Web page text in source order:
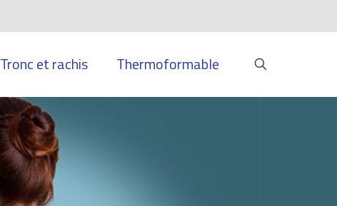
Tronc et rachis Thermoformable